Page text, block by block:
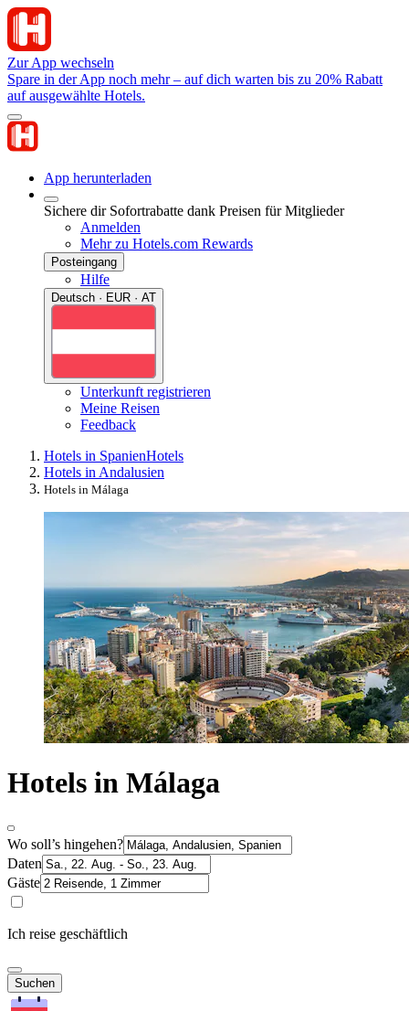
Zur App wechseln
Spare in der App noch mehr – auf dich warten bis zu 20% Rabatt
auf ausgewählte Hotels.
App herunterladen
Sichere dir Sofortrabatte dank Preisen für Mitglieder
Anmelden
Mehr zu Hotels.com Rewards
Posteingang
Hilfe
Deutsch · EUR · AT
Unterkunft registrieren
Meine Reisen
Feedback
Hotels in SpanienHotels
Hotels in Andalusien
Hotels in Málaga
Hotels in Málaga
Wo soll’s hingehen?
Daten
Gäste
Ich reise geschäftlich
Suchen